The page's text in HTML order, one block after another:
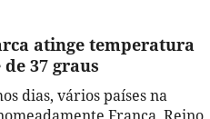
atinge temperatura
37 graus
dias, vários países na